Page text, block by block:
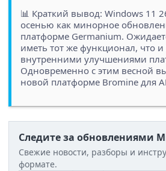
📊 Краткий вывод: Windows 11
осенью как минорное
платформе Germanium.
иметь тот же функционал, что
внутренними улучшениями
Одновременно с этим весной
новой платформе Bromine для
Следите за обновлениями
Свежие новости, разборы и
формате.